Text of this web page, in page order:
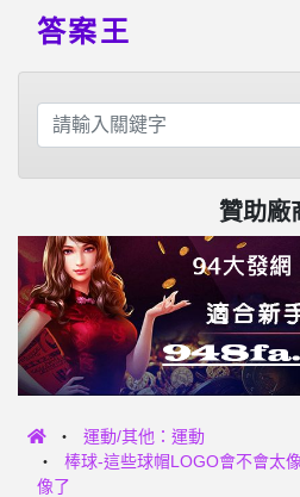
答案王
贊助廠
運動/其他：運動
棒球-這些球帽LOGO會不會太
像了